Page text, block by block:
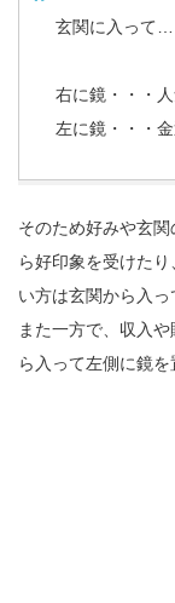
玄関に入って…
右に鏡・・・
左に鏡・・・
そのため好みや玄
ら好印象を受けた
い方は玄関から入っ
また一方で、収入
ら入って左側に鏡を